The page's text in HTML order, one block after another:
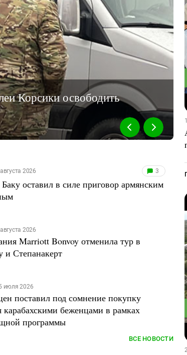
Корсики освободить
2026 3
оставил в силе приговор армянским
2026
Marriott Bonvoy отменила тур в
Степанакерт
июля 2026
поставил под сомнение покупку
карабахскими беженцами в рамках
программы
ВСЕ НОВОСТИ